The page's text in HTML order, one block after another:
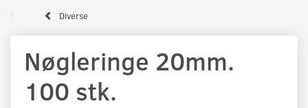
Diverse
Nøgleringe 20mm.
100 stk.